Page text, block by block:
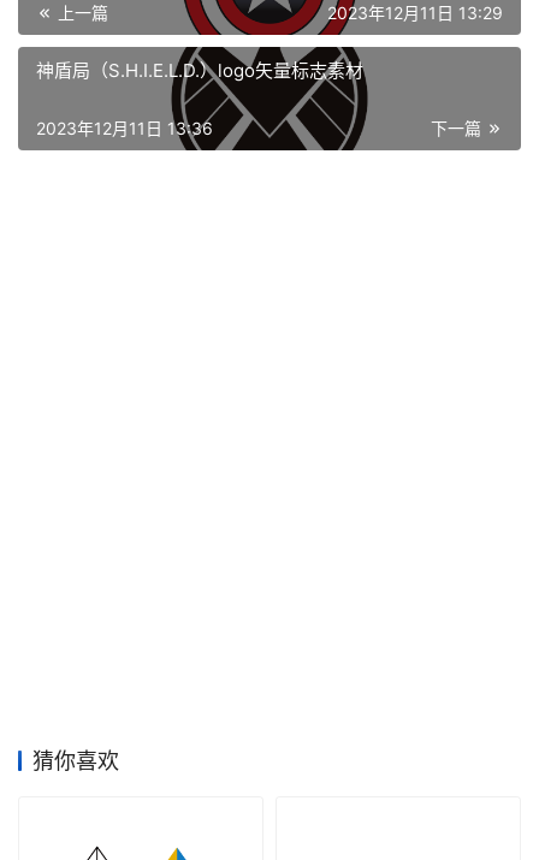
首
材
上一篇 2023年12月11日 13:29
神盾局（S.H.I.E.L.D.）logo矢量标志素材
下一篇
2023年12月11日 13:36
猜你喜欢